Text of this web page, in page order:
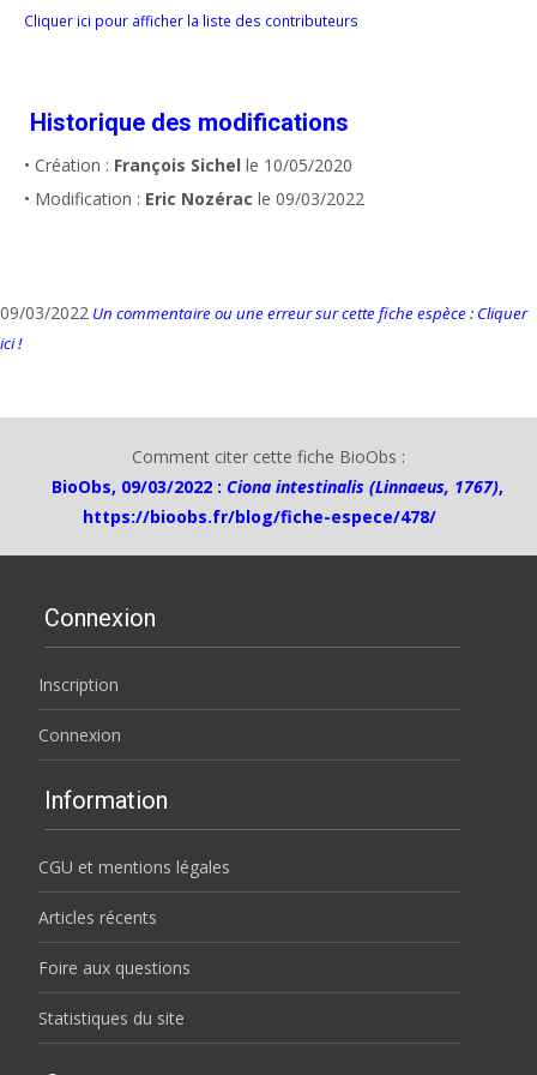
Cliquer ici pour afficher la liste des contributeurs
Historique des modifications
• Création : François Sichel le 10/05/2020
• Modification : Eric Nozérac le 09/03/2022
09/03/2022 Un commentaire ou une erreur sur cette fiche espèce : Cliquer
ici !
Comment citer cette fiche BioObs :
BioObs, 09/03/2022 : Ciona intestinalis (Linnaeus, 1767),
https://bioobs.fr/blog/fiche-espece/478/
Connexion
Inscription
Connexion
Information
CGU et mentions légales
Articles récents
Foire aux questions
Statistiques du site